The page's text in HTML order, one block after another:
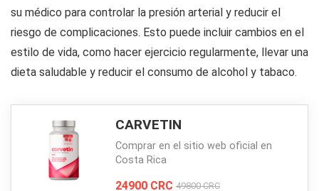
su médico para controlar la presión arterial y reducir el
riesgo de complicaciones. Esto puede incluir cambios en el
estilo de vida, como hacer ejercicio regularmente, llevar una
dieta saludable y reducir el consumo de alcohol y tabaco.
CARVETIN
Comprar en el sitio web oficial en
Costa Rica
24900 CRC 49800 CRC